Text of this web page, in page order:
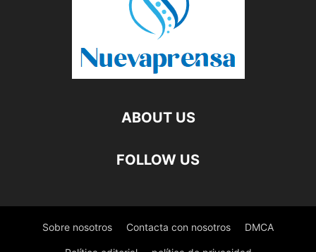
ABOUT US
FOLLOW US
Sobre nosotros Contacta con nosotros DMCA